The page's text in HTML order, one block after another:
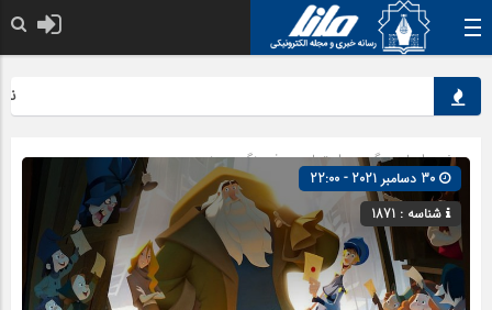
صفحه اصلی» گروه »اجتماعی»فرهنگ و هنر
شناسه : 1871